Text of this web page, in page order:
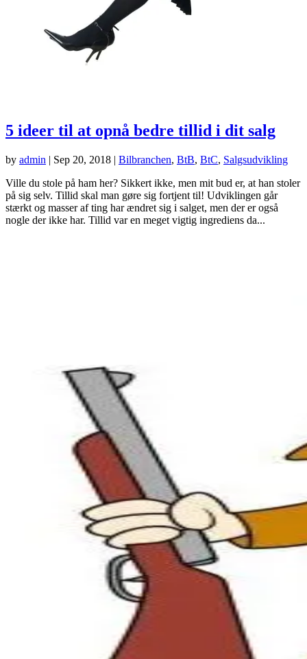
5 ideer til at opnå bedre tillid i dit salg
by admin | Sep 20, 2018 | Bilbranchen, BtB, BtC, Salgsudvikling
Ville du stole på ham her? Sikkert ikke, men mit bud er, at han stoler
på sig selv. Tillid skal man gøre sig fortjent til! Udviklingen går
stærkt og masser af ting har ændret sig i salget, men der er også
nogle der ikke har. Tillid var en meget vigtig ingrediens da...